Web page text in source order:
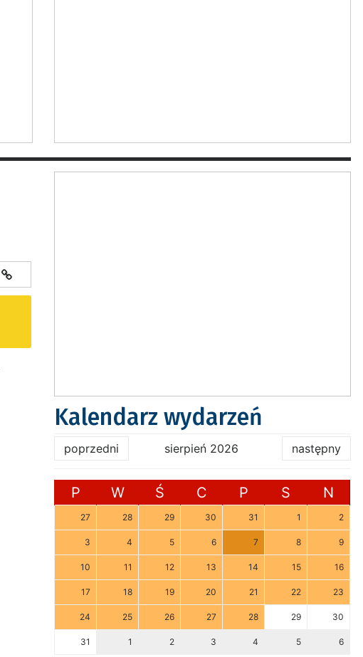
Kalendarz wydarzeń
poprzedni sierpień 2026 następny
P W Ś C P S N
27 28 29 30 31 1 2
3 4 5 6 7 8 9
10 11 12 13 14 15 16
17 18 19 20 21 22 23
24 25 26 27 28 29 30
31 1 2 3 4 5 6